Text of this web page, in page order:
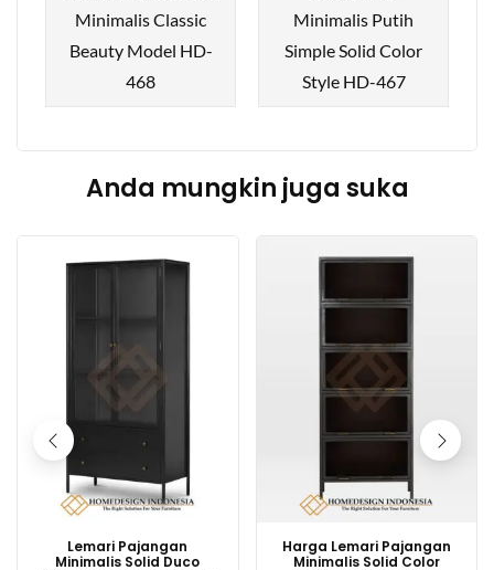
Minimalis Classic
Beauty Model HD-
468
Minimalis Putih
Simple Solid Color
Style HD-467
Anda mungkin juga suka
Lemari Pajangan
Minimalis Solid Duco
Harga Lemari Pajangan
Minimalis Solid Color